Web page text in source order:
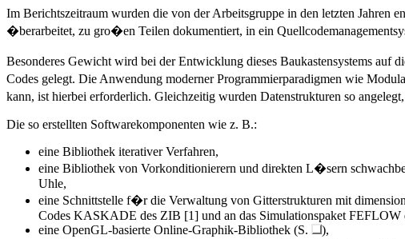
Im Berichtszeitraum wurden die von der Arbeitsgruppe in den letzten Jahren
�berarbeitet, zu gro�en Teilen dokumentiert, in ein
Besonderes Gewicht wird bei der Entwicklung dieses Baukastensystems
Codes gelegt. Die Anwendung moderner Programmierparadigmen wie
kann, ist hierbei erforderlich. Gleichzeitig wurden Datenstrukturen so
Die so erstellten Softwarekomponenten wie z. B.:
eine Bibliothek iterativer Verfahren,
eine Bibliothek von Vorkonditionierern und direkten L�sern
Uhle,
eine Schnittstelle f�r die Verwaltung von Gitterstrukturen mit
Codes KASKADE des ZIB [1] und an das Simulationspaket
eine OpenGL-basierte Online-Graphik-Bibliothek (S.
),